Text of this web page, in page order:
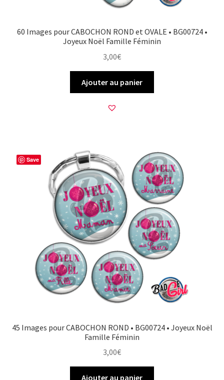
60 Images pour CABOCHON ROND et OVALE • BG00724 •
Joyeux Noël Famille Féminin
3,00€
Ajouter au panier
Save
45 Images pour CABOCHON ROND • BG00724 • Joyeux Noël
Famille Féminin
3,00€
Ajouter au panier